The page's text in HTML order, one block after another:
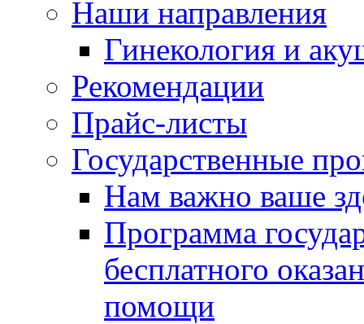
Наши направления
Гинекология и
Рекомендации
Прайс-листы
Государственные
Нам важно ваше
Программа
бесплатного
помощи